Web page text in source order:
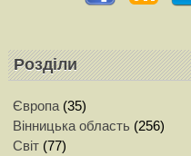
Розділи
Європа(35)
Вінницька область(256)
Світ(77)